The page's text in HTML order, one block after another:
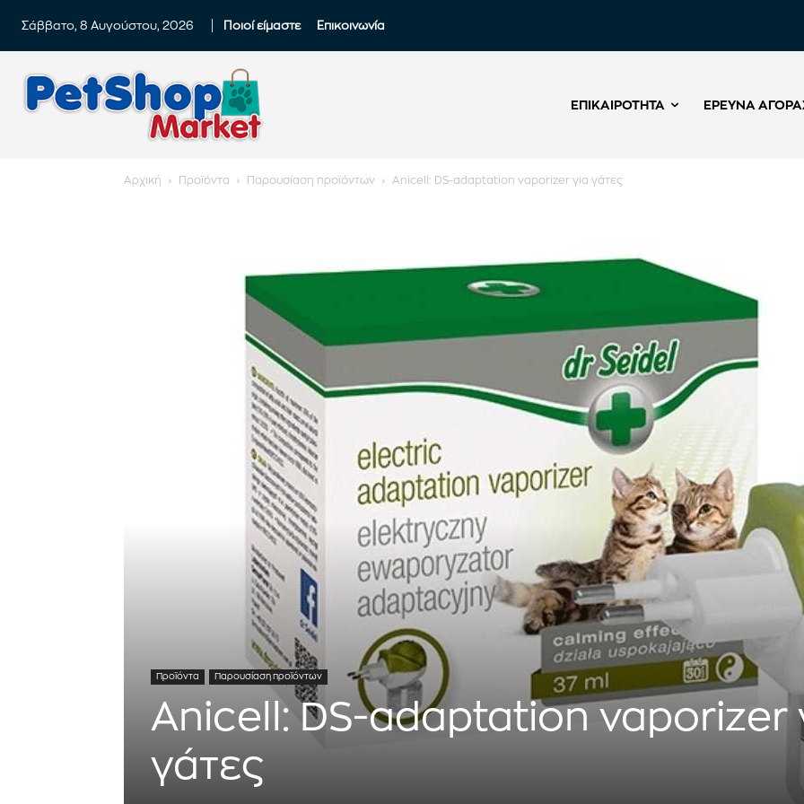
Σάββατο, 8 Αυγούστου, 2026 Ποιοί είμαστε Επικοινωνία
ΕΠΙΚΑΙΡΌΤΗΤΑ ΈΡΕΥΝΑ
Αρχική Προϊόντα Παρουσίαση προϊόντων Anicell: DS-adaptation vaporizer για γάτες
Προϊόντα Παρουσίαση προϊόντων
Anicell: DS-adaptation vaporizer
γάτες